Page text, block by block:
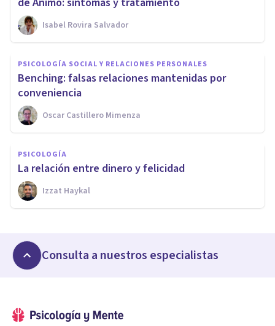
Isabel Rovira Salvador
PSICOLOGÍA SOCIAL Y RELACIONES PERSONALES
Benching: falsas relaciones mantenidas por
conveniencia
Oscar Castillero Mimenza
PSICOLOGÍA
La relación entre dinero y felicidad
Izzat Haykal
Consulta a nuestros especialistas